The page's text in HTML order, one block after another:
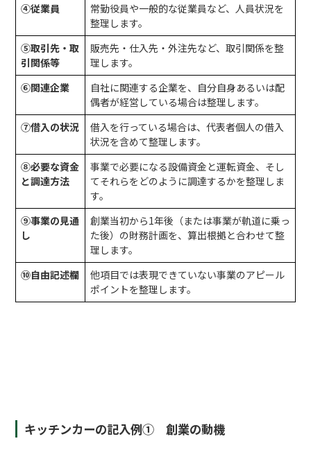
④従業員
常勤役員や一般的な従業員など、人員状況を
整理します。
⑤取引先・取
引関係等
販売先・仕入先・外注先など、取引関係を整
理します。
⑥関連企業
自社に関連する企業を、自分自身あるいは配
偶者が経営している場合は整理します。
⑦借入の状況
借入を行っている場合は、代表者個人の借入
状況を含めて整理します。
⑧必要な資金
と調達方法
事業で必要になる設備資金と運転資金、そし
てそれらをどのように調達するかを整理しま
す。
⑨事業の見通
し
創業当初から1年後（または事業が軌道に乗っ
た後）の財務計画を、算出根拠と合わせて整
理します。
⑩自由記述欄
他項目では表現できていない事業のアピール
ポイントを整理します。
キッチンカーの記入例① 創業の動機